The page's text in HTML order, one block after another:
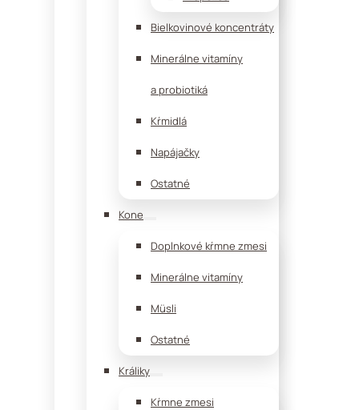
Bielkovinové koncentráty
Minerálne vitamíny
a probiotiká
Kŕmidlá
Napájačky
Ostatné
Kone
Doplnkové kŕmne zmesi
Minerálne vitamíny
Müsli
Ostatné
Králiky
Kŕmne zmesi